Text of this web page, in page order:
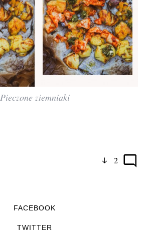
Pieczone ziemniaki
2
FACEBOOK
TWITTER